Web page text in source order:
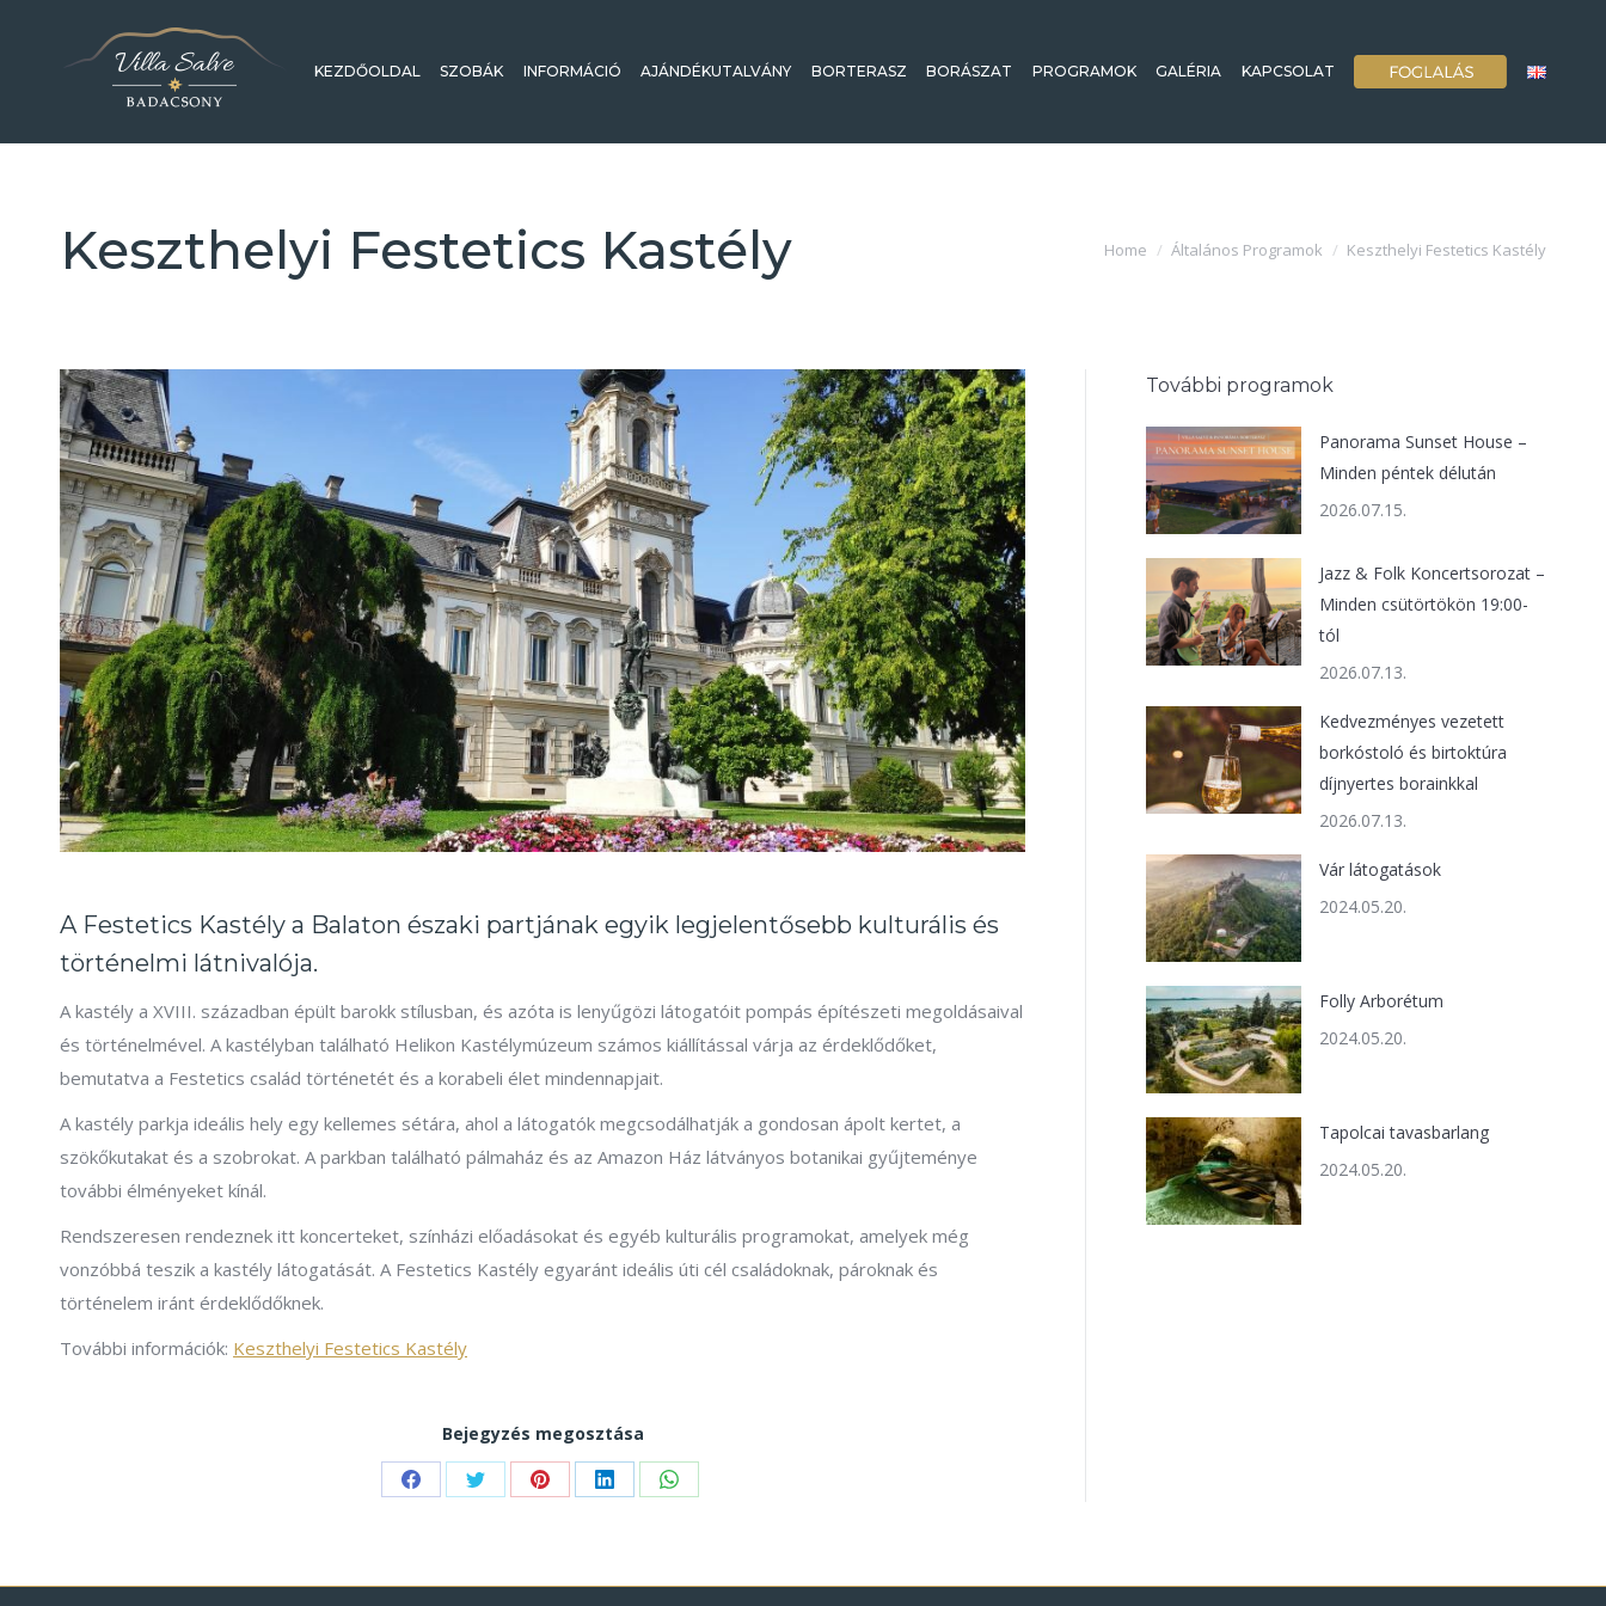
KEZDŐOLDAL SZOBÁK INFORMÁCIÓ AJÁNDÉKUTALVÁNY BORTERASZ BORÁSZAT PROGRAMOK GALÉRIA KAPCSOLAT
Keszthelyi Festetics Kastély You are here:
Home Általános Programok Keszthelyi Festetics Kastély
A Festetics Kastély a Balaton északi partjának egyik legjelentősebb kulturális és
történelmi látnivalója.
A kastély a XVIII. században épült barokk stílusban, és azóta is lenyűgözi látogatóit pompás építészeti megoldásaival
és történelmével. A kastélyban található Helikon Kastélymúzeum számos kiállítással várja az érdeklődőket,
bemutatva a Festetics család történetét és a korabeli élet mindennapjait.
A kastély parkja ideális hely egy kellemes sétára, ahol a látogatók megcsodálhatják a gondosan ápolt kertet, a
szökőkutakat és a szobrokat. A parkban található pálmaház és az Amazon Ház látványos botanikai gyűjteménye
további élményeket kínál.
Rendszeresen rendeznek itt koncerteket, színházi előadásokat és egyéb kulturális programokat, amelyek még
vonzóbbá teszik a kastély látogatását. A Festetics Kastély egyaránt ideális úti cél családoknak, pároknak és
történelem iránt érdeklődőknek.
További információk: Keszthelyi Festetics Kastély
Bejegyzés megosztása
Share Share Share Share Share
További programok
Panorama Sunset House –
Minden péntek délután
2026.07.15.
Jazz & Folk Koncertsorozat –
Minden csütörtökön 19:00-
tól
2026.07.13.
Kedvezményes vezetett
borkóstoló és birtoktúra
díjnyertes borainkkal
2026.07.13.
Vár látogatások
2024.05.20.
Folly Arborétum
2024.05.20.
Tapolcai tavasbarlang
2024.05.20.